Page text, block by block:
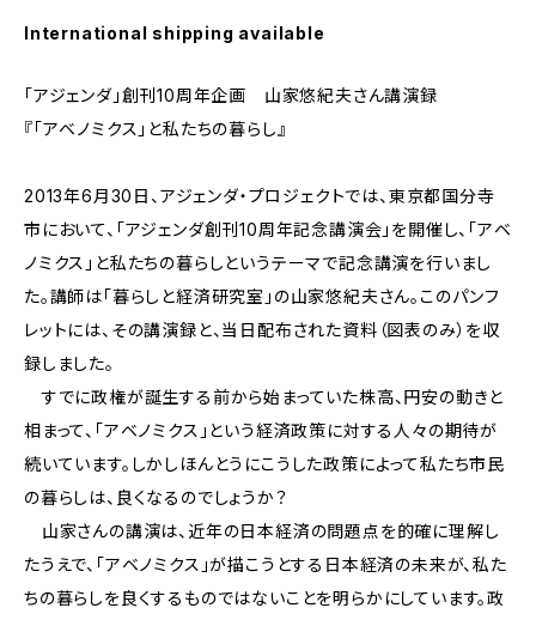
International shipping available
「アジェンダ」創刊10周年企画 山家悠紀夫さん講演録
『「アベノミクス」と私たちの暮らし』
2013年6月30日、アジェンダ・プロジェクトでは、東京都国分寺
市において、「アジェンダ創刊10周年記念講演会」を開催し、「アベ
ノミクス」と私たちの暮らしというテーマで記念講演を行いまし
た。講師は「暮らしと経済研究室」の山家悠紀夫さん。このパンフ
レットには、その講演録と、当日配布された資料（図表のみ）を収
録しました。
すでに政権が誕生する前から始まっていた株高、円安の動きと
相まって、「アベノミクス」という経済政策に対する人々の期待が
続いています。しかしほんとうにこうした政策によって私たち市民
の暮らしは、良くなるのでしょうか？
山家さんの講演は、近年の日本経済の問題点を的確に理解し
たうえで、「アベノミクス」が描こうとする日本経済の未来が、私た
ちの暮らしを良くするものではないことを明らかにしています。政